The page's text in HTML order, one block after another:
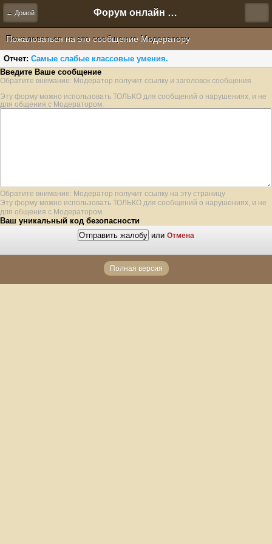
← Домой Форум онлайн игры "Новая Эра" (Нюра Биз)
Пожаловаться на это сообщение Модератору
Отчет: Самые слабые классовые умения.
Введите Ваше сообщение
Обратите внимание: Модератор получит ссылку и заголовок сообщения.
Эту форму можно использовать ТОЛЬКО для сообщений о нарушениях, и не
для общения с Модератором.
Обратите внимание: Модератор получит ссылку на эту страницу
Эту форму можно использовать ТОЛЬКО для сообщений о нарушениях, и не
для общения с Модератором.
Ваш уникальный код безопасности
или Отмена
Полная версия